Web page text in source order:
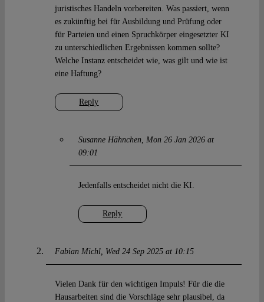
Reply
juristisches Handeln vorbereiten. Was passiert, wenn
es zukünftig bei für Ausbildung und Prüfung oder
für Parteien und einen Spruchkörper eingesetzter KI
zu unterschiedlichen Ergebnissen kommen sollte?
Welche Instanz entscheidet wie, was gilt und wie ist
eine Haftung?
Susanne Hähnchen
Mon 26 Jan 2026 at
09:01
Reply
Jedenfalls entscheidet nicht die KI.
Fabian Michl Wed 24 Sep 2025 at 10:15
Vielen Dank für den wichtigen Impuls! Für die die
Hausarbeiten sind die Vorschläge sehr plausibel, da